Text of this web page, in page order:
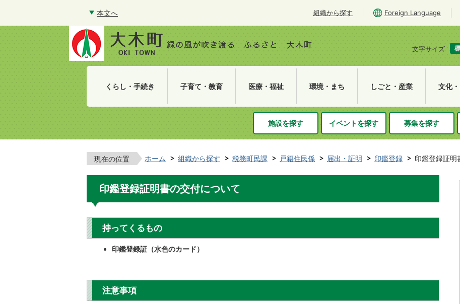
本文へ 組織から探す Foreign Language
文字サイズ
くらし・手続き 子育て・教育 医療・福祉 環境・まち しごと・産業 文化
施設を探す イベントを探す 募集を探す
現在の位置 ホーム 組織から探す 税務町民課 戸籍住民係 届出・証明 印鑑登録 印鑑登録証明
印鑑登録証明書の交付について
持ってくるもの
印鑑登録証（水色のカード）
注意事項